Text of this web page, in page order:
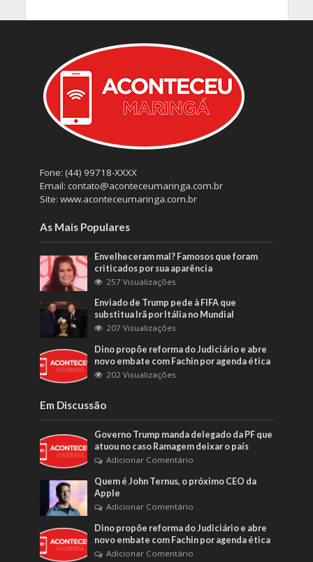
Fone: (44) 99718-XXXX
Email: contato@aconteceumaringa.com.br
Site: www.aconteceumaringa.com.br
As Mais Populares
Envelheceram mal? Famosos que foram
criticados por sua aparência
257 Visualizações
Enviado de Trump pede à FIFA que
substitua Irã por Itália no Mundial
207 Visualizações
Dino propõe reforma do Judiciário e abre
novo embate com Fachin por agenda ética
202 Visualizações
Em Discussão
Governo Trump manda delegado da PF que
atuou no caso Ramagem deixar o país
Adicionar Comentário
Quem é John Ternus, o próximo CEO da
Apple
Adicionar Comentário
Dino propõe reforma do Judiciário e abre
novo embate com Fachin por agenda ética
Adicionar Comentário